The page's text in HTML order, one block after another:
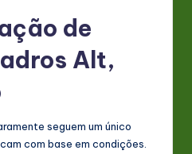
de
Alt,
seguem um único
com base em condições.